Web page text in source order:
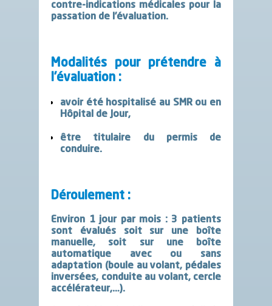
contre-indications médicales pour la
passation de l’évaluation.
Modalités pour prétendre à
l’évaluation :
avoir été hospitalisé au SMR ou en
Hôpital de Jour,
être titulaire du permis de
conduire.
Déroulement :
Environ 1 jour par mois : 3 patients
sont évalués soit sur une boîte
manuelle, soit sur une boîte
automatique avec ou sans
adaptation (boule au volant, pédales
inversées, conduite au volant, cercle
accélérateur,…).